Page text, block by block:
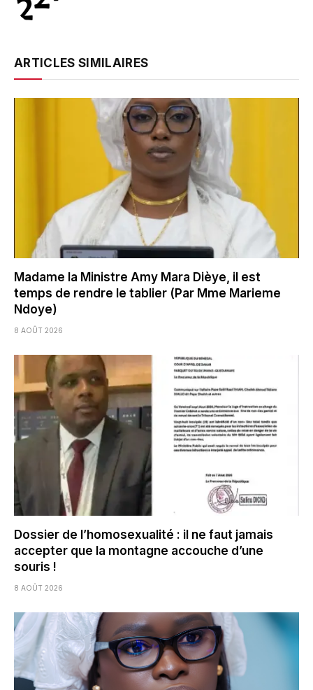
ARTICLES SIMILAIRES
Madame la Ministre Amy Mara Dièye, il est
temps de rendre le tablier (Par Mme Marieme
Ndoye)
8 AOÛT 2026
Dossier de l’homosexualité : il ne faut jamais
accepter que la montagne accouche d’une
souris !
8 AOÛT 2026